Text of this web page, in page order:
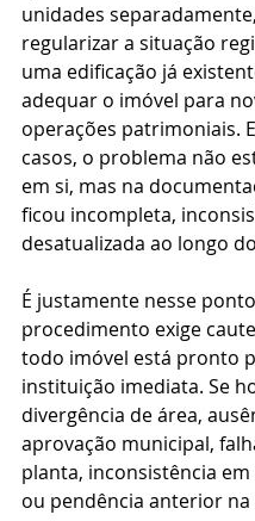
unidades separadamente,
regularizar a situação
uma edificação já
adequar o imóvel para
operações patrimoniais.
casos, o problema não
em si, mas na
ficou incompleta,
desatualizada ao longo
É justamente nesse
procedimento exige
todo imóvel está pronto
instituição imediata. Se
divergência de área,
aprovação municipal,
planta, inconsistência
ou pendência anterior